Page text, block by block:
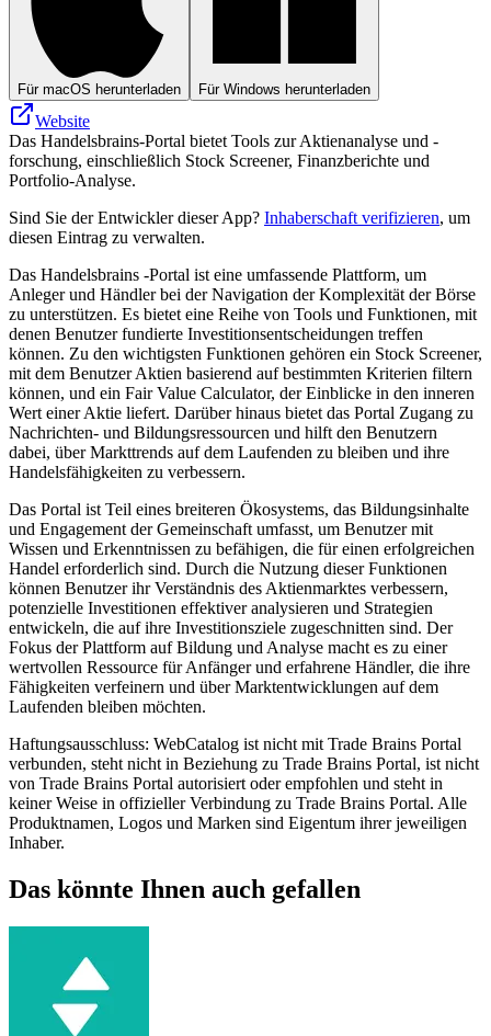
Für macOS herunterladen Für Windows herunterladen
Website
Das Handelsbrains-Portal bietet Tools zur Aktienanalyse und -
forschung, einschließlich Stock Screener, Finanzberichte und
Portfolio-Analyse.
Sind Sie der Entwickler dieser App? Inhaberschaft verifizieren, um
diesen Eintrag zu verwalten.
Das Handelsbrains -Portal ist eine umfassende Plattform, um
Anleger und Händler bei der Navigation der Komplexität der Börse
zu unterstützen. Es bietet eine Reihe von Tools und Funktionen, mit
denen Benutzer fundierte Investitionsentscheidungen treffen
können. Zu den wichtigsten Funktionen gehören ein Stock Screener,
mit dem Benutzer Aktien basierend auf bestimmten Kriterien filtern
können, und ein Fair Value Calculator, der Einblicke in den inneren
Wert einer Aktie liefert. Darüber hinaus bietet das Portal Zugang zu
Nachrichten- und Bildungsressourcen und hilft den Benutzern
dabei, über Markttrends auf dem Laufenden zu bleiben und ihre
Handelsfähigkeiten zu verbessern.
Das Portal ist Teil eines breiteren Ökosystems, das Bildungsinhalte
und Engagement der Gemeinschaft umfasst, um Benutzer mit
Wissen und Erkenntnissen zu befähigen, die für einen erfolgreichen
Handel erforderlich sind. Durch die Nutzung dieser Funktionen
können Benutzer ihr Verständnis des Aktienmarktes verbessern,
potenzielle Investitionen effektiver analysieren und Strategien
entwickeln, die auf ihre Investitionsziele zugeschnitten sind. Der
Fokus der Plattform auf Bildung und Analyse macht es zu einer
wertvollen Ressource für Anfänger und erfahrene Händler, die ihre
Fähigkeiten verfeinern und über Marktentwicklungen auf dem
Laufenden bleiben möchten.
Haftungsausschluss: WebCatalog ist nicht mit Trade Brains Portal
verbunden, steht nicht in Beziehung zu Trade Brains Portal, ist nicht
von Trade Brains Portal autorisiert oder empfohlen und steht in
keiner Weise in offizieller Verbindung zu Trade Brains Portal. Alle
Produktnamen, Logos und Marken sind Eigentum ihrer jeweiligen
Inhaber.
Das könnte Ihnen auch gefallen